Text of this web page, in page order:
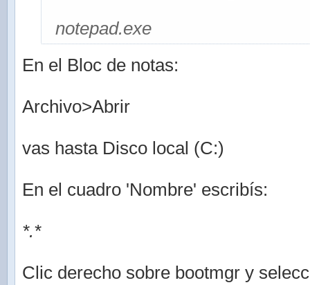
notepad.exe
En el Bloc de notas:
Archivo>Abrir
vas hasta Disco local (C:)
En el cuadro 'Nombre' escribís:
*.*
Clic derecho sobre bootmgr y